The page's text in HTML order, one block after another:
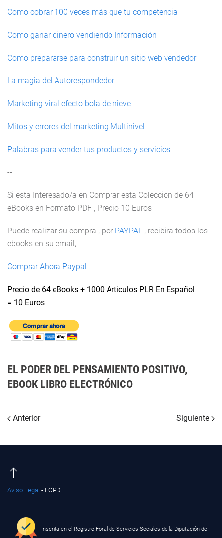
Como cobrar 100 veces más que tu competencia
Como ganar dinero vendiendo Información
Como prepararse para construir un sitio web vendedor
La magia del Autorespondedor
Marketing viral efecto bola de nieve
Mitos y errores del marketing Multinivel
Palabras para vender tus productos y servicios
--
Si esta Interesado/a en Comprar esta Coleccion de 64
eBooks en Formato PDF , Precio 10 Euros
Puede realizar su compra , por PAYPAL , recibira todos los
ebooks en su email,
Comprar Ahora Paypal
Precio de 64 eBooks + 1000 Articulos PLR En Español
= 10 Euros
EL PODER DEL PENSAMIENTO POSITIVO,
EBOOK LIBRO ELECTRÓNICO
Anterior Siguiente
Aviso Legal - LOPD
Inscrita en el Registro Foral de Servicios Sociales de la Diputación de